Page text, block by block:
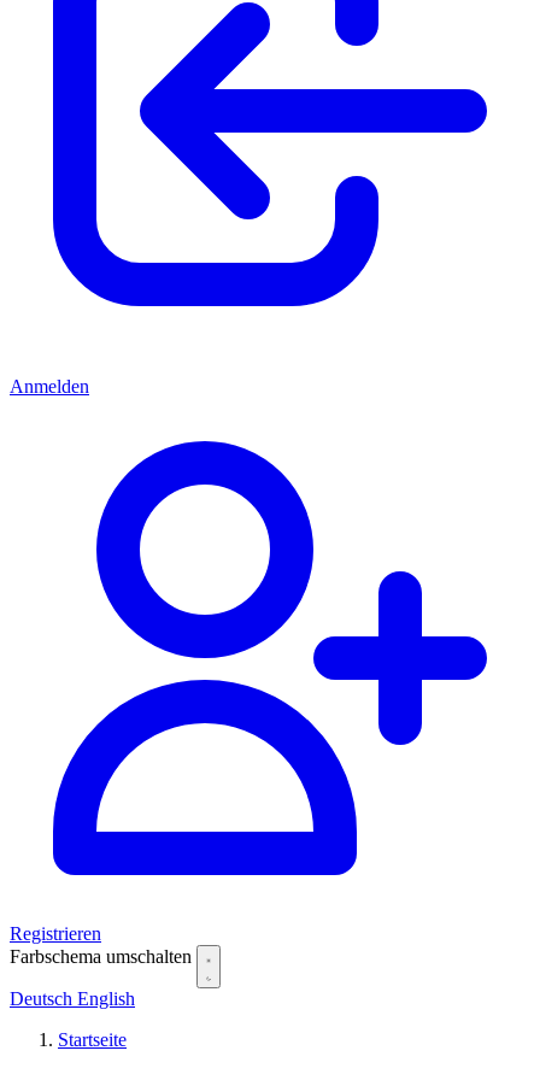
Anmelden
Registrieren
Farbschema umschalten
Deutsch English
Startseite